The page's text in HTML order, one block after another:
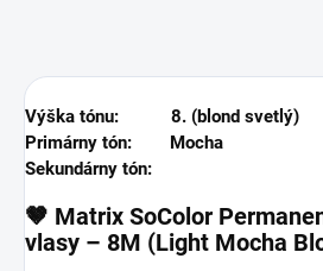
Výška tónu: 8. (blond svetlý)
Primárny tón: Mocha
Sekundárny tón:
🤎 Matrix SoColor
vlasy – 8M (Light Mocha